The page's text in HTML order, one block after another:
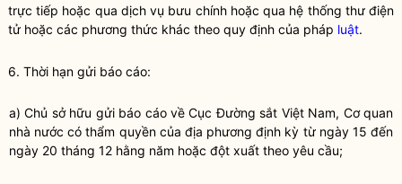
trực tiếp hoặc qua dịch vụ bưu chính hoặc qua hệ thống thư điện
tử hoặc các phương thức khác theo quy định của pháp luật.
6. Thời hạn gửi báo cáo:
a) Chủ sở hữu gửi báo cáo về Cục Đường sắt Việt Nam, Cơ quan
nhà nước có thẩm quyềncủa địa phương định kỳ từ ngày 15 đến
ngày 20 tháng 12 hằng năm hoặc đột xuất theo yêu cầu;